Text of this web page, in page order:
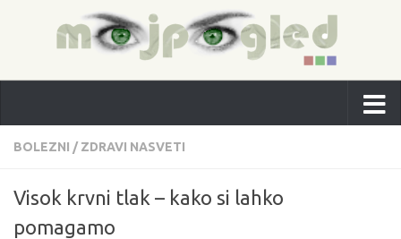
BOLEZNI / ZDRAVI NASVETI
Visok krvni tlak – kako si lahko
pomagamo